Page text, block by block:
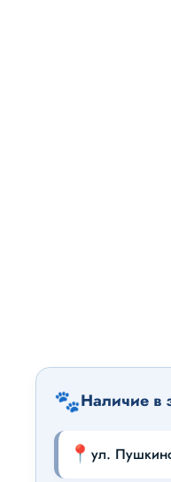
🐾Наличие в
📍 ул.